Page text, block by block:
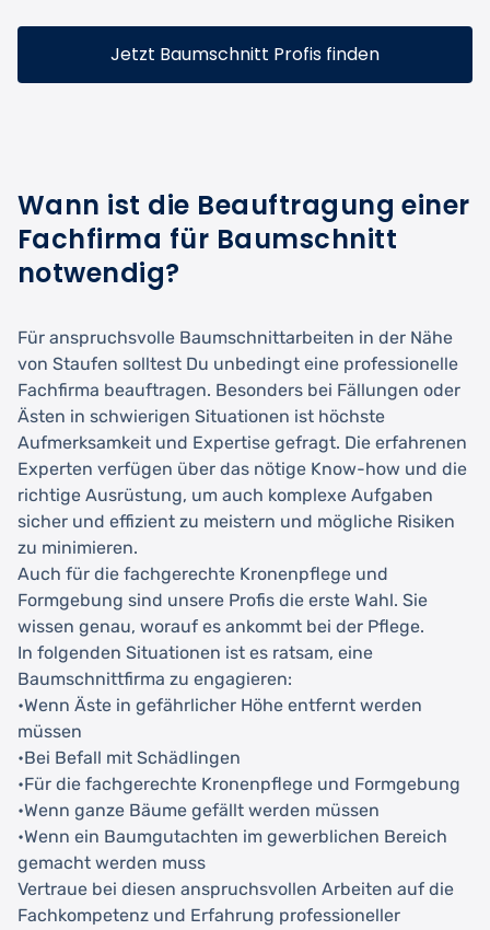
Jetzt Baumschnitt Profis finden
Wann ist die Beauftragung einer
Fachfirma für Baumschnitt
notwendig?
Für anspruchsvolle Baumschnittarbeiten in der Nähe
von Staufen solltest Du unbedingt eine professionelle
Fachfirma beauftragen. Besonders bei Fällungen oder
Ästen in schwierigen Situationen ist höchste
Aufmerksamkeit und Expertise gefragt. Die erfahrenen
Experten verfügen über das nötige Know-how und die
richtige Ausrüstung, um auch komplexe Aufgaben
sicher und effizient zu meistern und mögliche Risiken
zu minimieren.
Auch für die fachgerechte Kronenpflege und
Formgebung sind unsere Profis die erste Wahl. Sie
wissen genau, worauf es ankommt bei der Pflege.
In folgenden Situationen ist es ratsam, eine
Baumschnittfirma zu engagieren:
•Wenn Äste in gefährlicher Höhe entfernt werden
müssen
•Bei Befall mit Schädlingen
•Für die fachgerechte Kronenpflege und Formgebung
•Wenn ganze Bäume gefällt werden müssen
•Wenn ein Baumgutachten im gewerblichen Bereich
gemacht werden muss
Vertraue bei diesen anspruchsvollen Arbeiten auf die
Fachkompetenz und Erfahrung professioneller